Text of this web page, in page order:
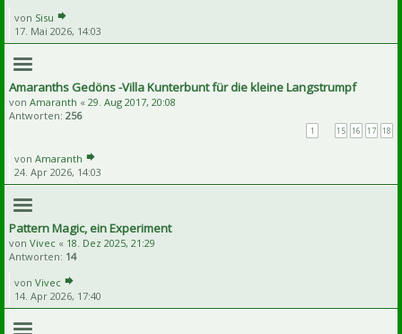
von Sisu
17. Mai 2026, 14:03
Amaranths Gedöns -Villa Kunterbunt für die kleine Langstrumpf
von Amaranth « 29. Aug 2017, 20:08
Antworten: 256
1 15 16 17 18
von Amaranth
24. Apr 2026, 14:03
Pattern Magic, ein Experiment
von Vivec « 18. Dez 2025, 21:29
Antworten: 14
von Vivec
14. Apr 2026, 17:40